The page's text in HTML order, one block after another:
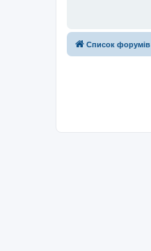
Список форумів